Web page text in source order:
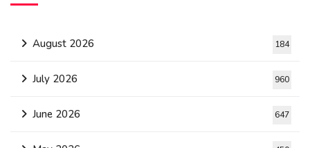
August 2026 184
July 2026 960
June 2026 647